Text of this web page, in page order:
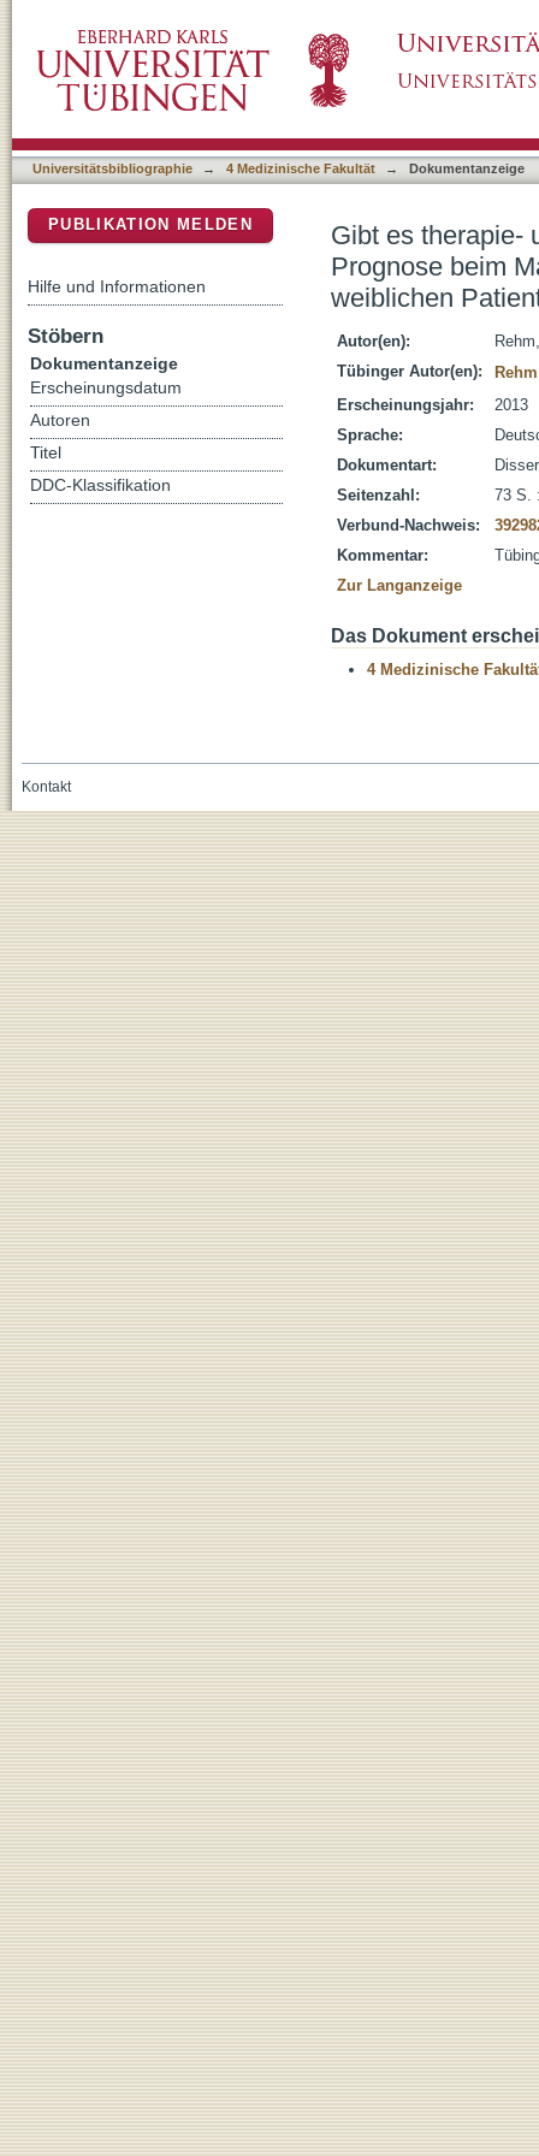
Mammakarzinom bei männlichen im
Universitätsbibliographie → 4 Medizinische Fakultät → Dokumentanzeige
Gibt es therapie-
Prognose beim
weiblichen
Autor(en):
Tübinger Autor(en):
Erscheinungsjahr:
2013
Sprache:
Dokumentart:
Seitenzahl:
73 S.
Verbund-Nachweis:
Kommentar:
Zur Langanzeige
Das Dokument
4 Medizinische
PUBLIKATION MELDEN
Hilfe und Informationen
Stöbern
Dokumentanzeige
Erscheinungsdatum
Autoren
Titel
DDC-Klassifikation
Kontakt